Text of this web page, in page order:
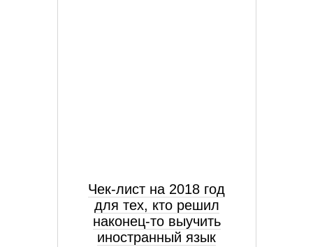
Чек-лист на 2018 год
для тех, кто решил
наконец-то выучить
иностранный язык